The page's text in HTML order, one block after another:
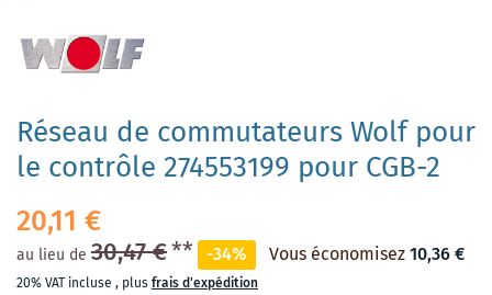
Réseau de commutateurs Wolf pour
le contrôle 274553199 pour CGB-2
20,11 €
au lieu de 30,47 €** -34% Vous économisez10,36 €
20% VAT incluse , plusfrais d'expédition
images
gallery